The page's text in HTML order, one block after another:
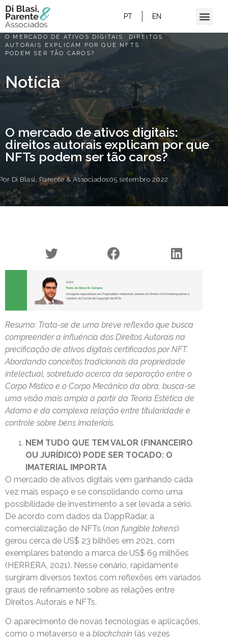
PT EN
HOME/
O MERCADO DE ATIVOS DIGITAIS: DIREITOS
AUTORAIS EXPLICAM POR QUE NFTS
PODEM SER TÃO CAROS?
Notícia
O mercado de ativos digitais:
direitos autorais explicam por que
NFTs podem ser tão caros?
Di Blasi, Parente & Associados05 setembro 2022
Resumo: Trata-se de uma breve reflexão que busca
compreender a influência dos Direitos Autorais na
precificação de ativos digitais certificados por NFT.
Abordando conceitos tradicionais da propriedade
intelectual, sobretudo acerca da separação entre o
Corpo Místico e o Corpo Mecânico da obra, busca-se
uma visão mais ampla a partir da Teoria Estética de
Adorno e da complexa relação entre titularidade e
controle sobre bens imateriais.
NEM TUDO QUE TEM VALOR (FINANCEIRO
OU JURÍDICO) PODE SER TOCADO: O
IMATERIAL IMPORTA
O mercado de ativos digitais vem ganhando cada
vez mais espaço e se consolidando como uma
possibilidade de investimento a ser levada a sério.
De acordo com dados da DappRadar, a
comercialização de NFTs (non fungible tokens)
gerou cerca de US$ 23 bilhões em 2021, com
exemplares batendo a marca de US$ 69 milhões
(HERRERA, 2021). Nesse cenário, rapidamente
surgiram diversos textos com reflexões em variados
graus de refinamento sobre as relações entre
Direitos Autorais e NFTs.
O aparecimento de novas tecnologias e aplicações,
como o metaverso e a blockchain (às vezes